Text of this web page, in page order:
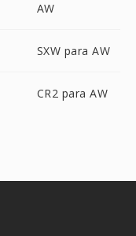
AW
SXW para AW
CR2 para AW